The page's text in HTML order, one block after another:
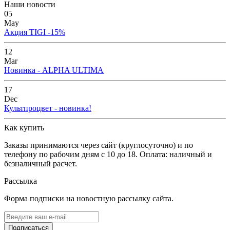
Наши новости
05
May
Акция TIGI -15%
12
Mar
Новинка - ALPHA ULTIMA
17
Dec
Культпроцвет - новинка!
Как купить
Заказы принимаются через сайт (круглосуточно) и по
телефону по рабочим дням с 10 до 18. Оплата: наличный и
безналичный расчет.
Рассылка
Форма подписки на новостную рассылку сайта.
Подписаться